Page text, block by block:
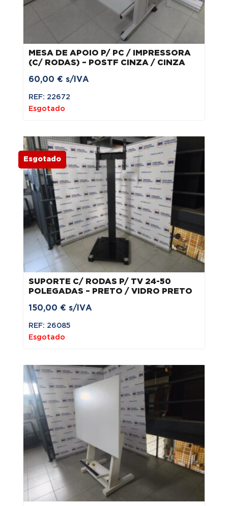
MESA DE APOIO P/ PC / IMPRESSORA
(C/ RODAS) – POSTF CINZA / CINZA
60,00 € s/IVA
REF: 22672
Esgotado
SUPORTE C/ RODAS P/ TV 24-50
POLEGADAS – PRETO / VIDRO PRETO
150,00 € s/IVA
REF: 26085
Esgotado
Esgotado